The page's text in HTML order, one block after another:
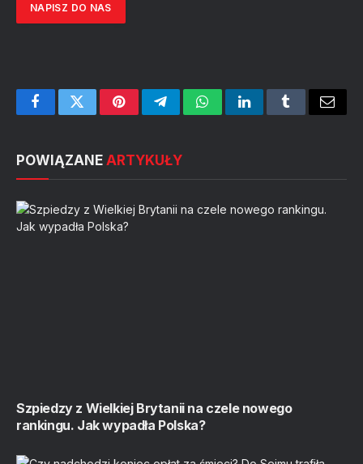
NAPISZ DO NAS
FacebookTwitterPinterestTelegramWhatsAppLinkedInTumblrEmail
POWIĄZANE ARTYKUŁY
Szpiedzy z Wielkiej Brytanii na czele nowego
rankingu. Jak wypadła Polska?